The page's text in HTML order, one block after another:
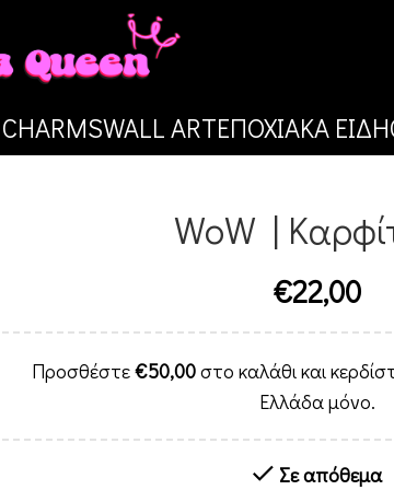
CHARMSWALL ARTΕΠΟΧΙΑΚΑ ΕΙΔΗ
WoW |
€22,00
Προσθέστε€50,00στο καλάθι και
Ελλάδα μόνο.
Σε απόθεμα